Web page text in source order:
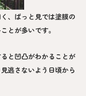
、ぱっと見では塗膜の
とが多いです。
と凹凸がわかることが
逃さないよう日頃から